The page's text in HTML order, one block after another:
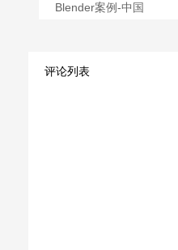
Blender案例-中国
评论列表